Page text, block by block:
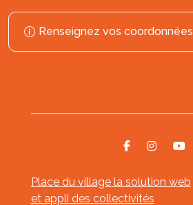
Renseignez vos coordonnées
Place du village la solution web
et appli des collectivités